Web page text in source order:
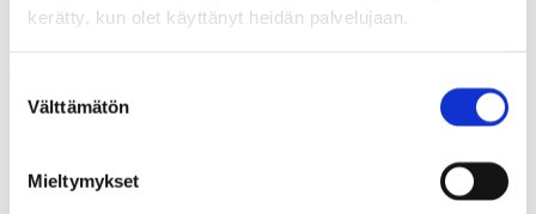
kerätty, kun olet käyttänyt heidän palvelujaan.
valinta
Välttämätön
Mieltymykset
Hyviä uutisia kunnista
Kunnat ja hyvinvointialueet yhdyspinnoilla – miten poistetaan